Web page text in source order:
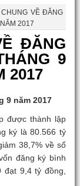
VỀ ĐĂNG
2017
ĐĂNG
9
2017
9 năm 2017
được thành lập
ký là 80.566 tỷ
38,7% về số
đăng ký bình
9,4 tỷ đồng,